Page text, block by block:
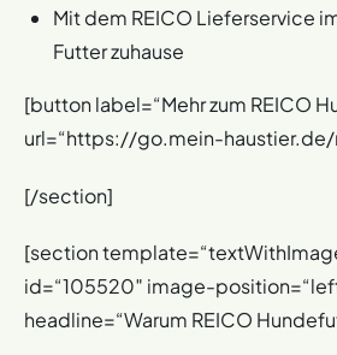
Mit dem REICO Lieferservice
Futter zuhause
[button label=“Mehr zum REICO
url=“https://go.mein-
[/section]
[section
id=“105520″ image-
headline=“Warum REICO